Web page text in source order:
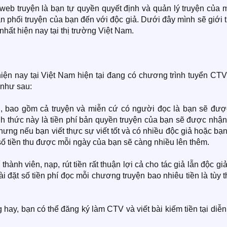
truyện là bạn tự quyền quyết định và quản lý truyện của
phối truyện của bạn đến với độc giả. Dưới đây mình sẽ giới
hiện nay tại thị trường Việt Nam.
nay tại Việt Nam hiện tại đang có chương trình tuyển
sau:
bao gồm cả truyện và miễn cứ có người đọc là bạn sẽ
thức này là tiền phí bản quyền truyện của bạn sẽ được
nếu bạn viết thực sự viết tốt và có nhiều độc giả hoặc
tiền thu được mỗi ngày của bạn sẽ càng nhiều lên thêm.
viên, nạp, rút tiền rất thuận lợi cả cho tác giả lẫn độc
đặt số tiền phí đọc mỗi chương truyện bao nhiêu tiền là tùy
bạn có thể đăng ký làm CTV và viết bài kiếm tiền tại